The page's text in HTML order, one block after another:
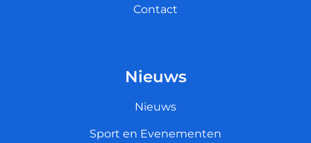
Contact
Nieuws
Nieuws
Sport en Evenementen